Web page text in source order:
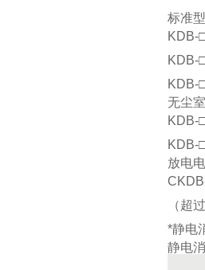
标准型
KDB-
KDB-
KDB-
无尘
KDB-
KDB-
放电
（超
*静电
静电